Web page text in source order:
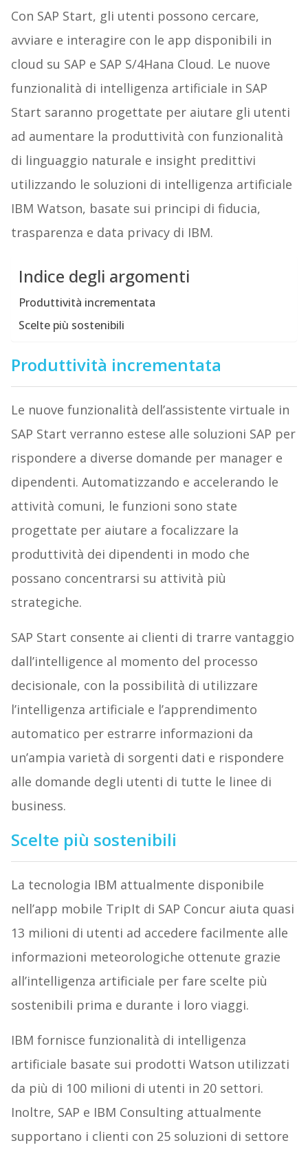
Con SAP Start, gli utenti possono cercare,
avviare e interagire con le app disponibili in
cloud su SAP e SAP S/4Hana Cloud. Le nuove
funzionalità di intelligenza artificiale in SAP
Start saranno progettate per aiutare gli utenti
ad aumentare la produttività con funzionalità
di linguaggio naturale e insight predittivi
utilizzando le soluzioni di intelligenza artificiale
IBM Watson, basate sui principi di fiducia,
trasparenza e data privacy di IBM.
Indice degli argomenti
Produttività incrementata
Scelte più sostenibili
Produttività incrementata
Le nuove funzionalità dell’assistente virtuale in
SAP Start verranno estese alle soluzioni SAP per
rispondere a diverse domande per manager e
dipendenti. Automatizzando e accelerando le
attività comuni, le funzioni sono state
progettate per aiutare a focalizzare la
produttività dei dipendenti in modo che
possano concentrarsi su attività più
strategiche.
SAP Start consente ai clienti di trarre vantaggio
dall’intelligence al momento del processo
decisionale, con la possibilità di utilizzare
l’intelligenza artificiale e l’apprendimento
automatico per estrarre informazioni da
un’ampia varietà di sorgenti dati e rispondere
alle domande degli utenti di tutte le linee di
business.
Scelte più sostenibili
La tecnologia IBM attualmente disponibile
nell’app mobile TripIt di SAP Concur aiuta quasi
13 milioni di utenti ad accedere facilmente alle
informazioni meteorologiche ottenute grazie
all’intelligenza artificiale per fare scelte più
sostenibili prima e durante i loro viaggi.
IBM fornisce funzionalità di intelligenza
artificiale basate sui prodotti Watson utilizzati
da più di 100 milioni di utenti in 20 settori.
Inoltre, SAP e IBM Consulting attualmente
supportano i clienti con 25 soluzioni di settore